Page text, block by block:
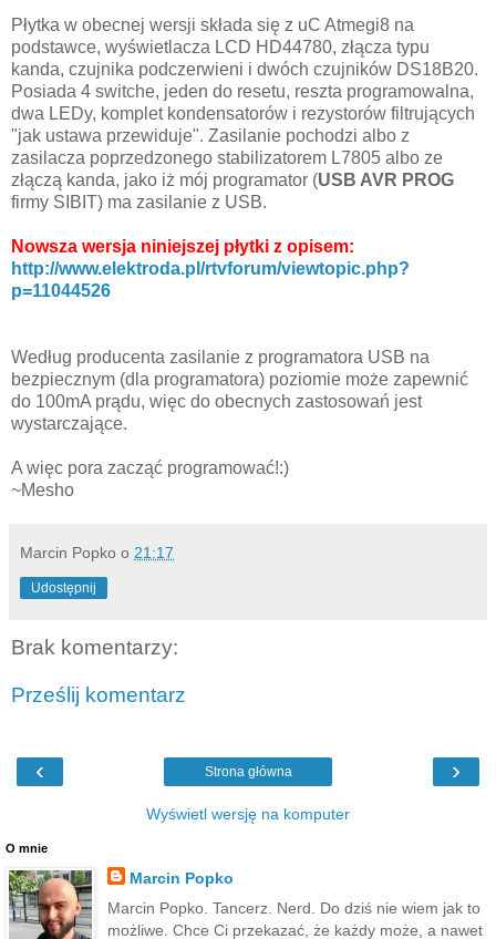
Płytka w obecnej wersji składa się z uC Atmegi8 na
podstawce, wyświetlacza LCD HD44780, złącza typu
kanda, czujnika podczerwieni i dwóch czujników DS18B20.
Posiada 4 switche, jeden do resetu, reszta programowalna,
dwa LEDy, komplet kondensatorów i rezystorów filtrujących
"jak ustawa przewiduje". Zasilanie pochodzi albo z
zasilacza poprzedzonego stabilizatorem L7805 albo ze
złączą kanda, jako iż mój programator (USB AVR PROG
firmy SIBIT) ma zasilanie z USB.
Nowsza wersja niniejszej płytki z opisem:
http://www.elektroda.pl/rtvforum/viewtopic.php?
p=11044526
Według producenta zasilanie z programatora USB na
bezpiecznym (dla programatora) poziomie może zapewnić
do 100mA prądu, więc do obecnych zastosowań jest
wystarczające.
A więc pora zacząć programować!:)
~Mesho
Marcin Popko o 21:17
Udostępnij
Brak komentarzy:
Prześlij komentarz
‹ ›
Strona główna
Wyświetl wersję na komputer
O mnie
Marcin Popko
Marcin Popko. Tancerz. Nerd. Do dziś nie wiem jak to
możliwe. Chce Ci przekazać, że każdy może, a nawet